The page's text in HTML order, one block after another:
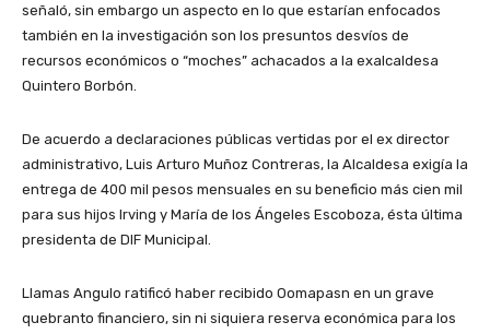
señaló, sin embargo un aspecto en lo que estarían enfocados
también en la investigación son los presuntos desvíos de
recursos económicos o “moches” achacados a la exalcaldesa
Quintero Borbón.
De acuerdo a declaraciones públicas vertidas por el ex director
administrativo, Luis Arturo Muñoz Contreras, la Alcaldesa exigía la
entrega de 400 mil pesos mensuales en su beneficio más cien mil
para sus hijos Irving y María de los Ángeles Escoboza, ésta última
presidenta de DIF Municipal.
Llamas Angulo ratificó haber recibido Oomapasn en un grave
quebranto financiero, sin ni siquiera reserva económica para los